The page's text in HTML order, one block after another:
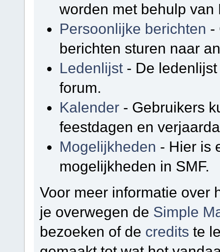
worden met behulp
Persoonlijke berichten -
berichten sturen naar
Ledenlijst - De
forum.
Kalender - Gebruikers
feestdagen en
Mogelijkheden - Hier is
mogelijkheden in SMF.
Voor meer informatie over
je overwegen de Simple
bezoeken of de credits te